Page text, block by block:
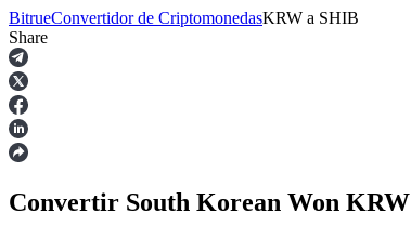
Futuros
BitrueConvertidor de CriptomonedasKRW a SHIB
Share
Convertir South Korean Won KRW